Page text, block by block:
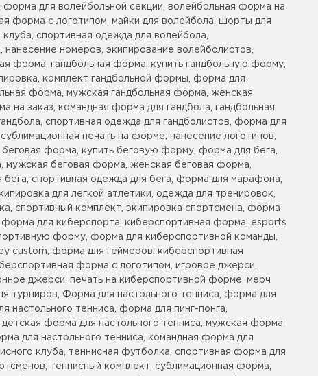
для волейбольной секции, волейбольная форма на
форма с логотипом, майки для волейбола, шорты для
спортивная одежда для волейбола,
номеров, экипирование волейболистов,
форма, гандбольная форма, купить гандбольную форму,
комплект гандбольной формы, форма для
форма, мужская гандбольная форма, женская
на заказ, командная форма для гандбола, гандбольная
спортивная одежда для гандболистов, форма для
печать на форме, нанесение логотипов,
форма, купить беговую форму, форма для бега,
мужская беговая форма, женская беговая форма,
спортивная одежда для бега, форма для марафона,
для легкой атлетики, одежда для тренировок,
спортивный комплект, экипировка спортсмена, форма
для киберспорта, киберспортивная форма, esports
форму, форма для киберспортивной команды,
custom, форма для геймеров, киберспортивная
форма с логотипом, игровое джерси,
джерси, печать на киберспортивной форме, мерч
турниров, Форма для настольного тенниса, форма для
настольного тенниса, форма для пинг-понга,
детская форма для настольного тенниса, мужская форма
для настольного тенниса, командная форма для
клуба, теннисная футболка, спортивная форма для
теннисный комплект, сублимационная форма,